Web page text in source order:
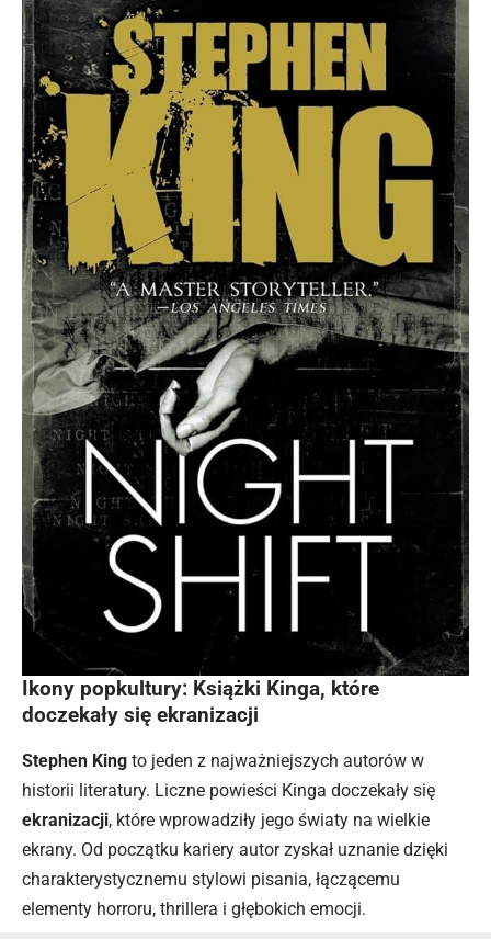
Ikony popkultury: Książki Kinga, które
doczekały się ekranizacji
Stephen King to jeden z najważniejszych autorów w
historii literatury. Liczne powieści Kinga doczekały się
ekranizacji, które wprowadziły jego światy na wielkie
ekrany. Od początku kariery autor zyskał uznanie dzięki
charakterystycznemu stylowi pisania, łączącemu
elementy horroru, thrillera i głębokich emocji.